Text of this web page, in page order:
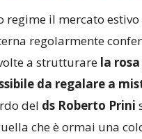
regime il mercato
regolarmente
a strutturare la
da regalare a
del ds Roberto Prini
che è ormai una